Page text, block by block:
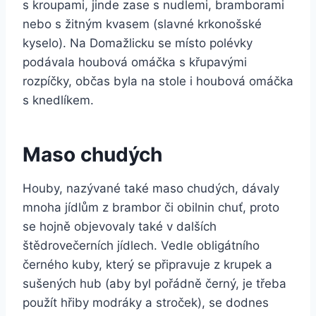
s kroupami, jinde zase s nudlemi, bramborami
nebo s žitným kvasem (slavné krkonošské
kyselo). Na Domažlicku se místo polévky
podávala houbová omáčka s křupavými
rozpíčky, občas byla na stole i houbová omáčka
s knedlíkem.
Maso chudých
Houby, nazývané také maso chudých, dávaly
mnoha jídlům z brambor či obilnin chuť, proto
se hojně objevovaly také v dalších
štědrovečerních jídlech. Vedle obligátního
černého kuby, který se připravuje z krupek a
sušených hub (aby byl pořádně černý, je třeba
použít hřiby modráky a stroček), se dodnes